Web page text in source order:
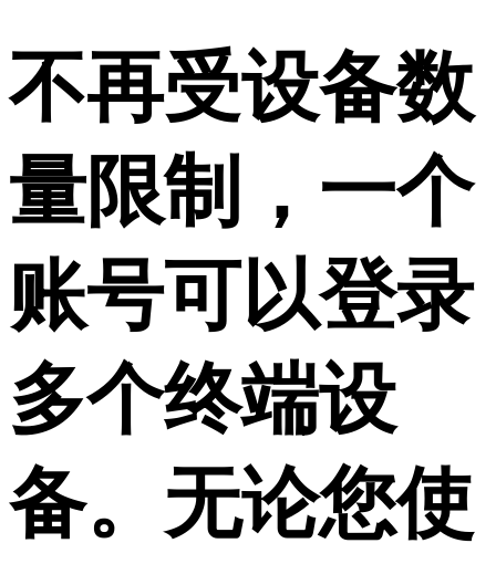
不再受设备数
量限制，一个
账号可以登录
多个终端设
备。无论您使